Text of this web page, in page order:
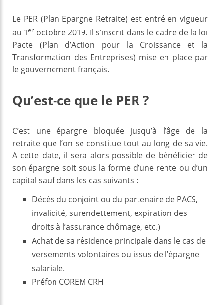
Le PER (Plan Epargne Retraite) est entré en vigueur
au 1er octobre 2019. Il s’inscrit dans le cadre de la loi
Pacte (Plan d’Action pour la Croissance et la
Transformation des Entreprises) mise en place par
le gouvernement français.
Qu’est-ce que le PER ?
C’est une épargne bloquée jusqu’à l’âge de la
retraite que l’on se constitue tout au long de sa vie.
A cette date, il sera alors possible de bénéficier de
son épargne soit sous la forme d’une rente ou d’un
capital sauf dans les cas suivants :
Décès du conjoint ou du partenaire de PACS,
invalidité, surendettement, expiration des
droits à l’assurance chômage, etc.)
Achat de sa résidence principale dans le cas de
versements volontaires ou issus de l’épargne
salariale.
Préfon COREM CRH